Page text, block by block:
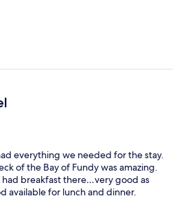
everything we needed for the stay.
of the Bay of Fundy was amazing.
had breakfast there…very good as
available for lunch and dinner.